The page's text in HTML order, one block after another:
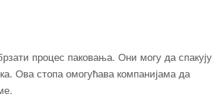
процес паковања. Они могу да спакују
Ова стопа омогућава компанијама да